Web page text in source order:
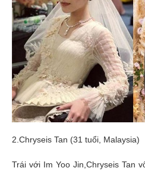
2.Chryseis Tan (31 tuổi, Malaysia)
Trái với Im Yoo Jin,Chryseis Tan